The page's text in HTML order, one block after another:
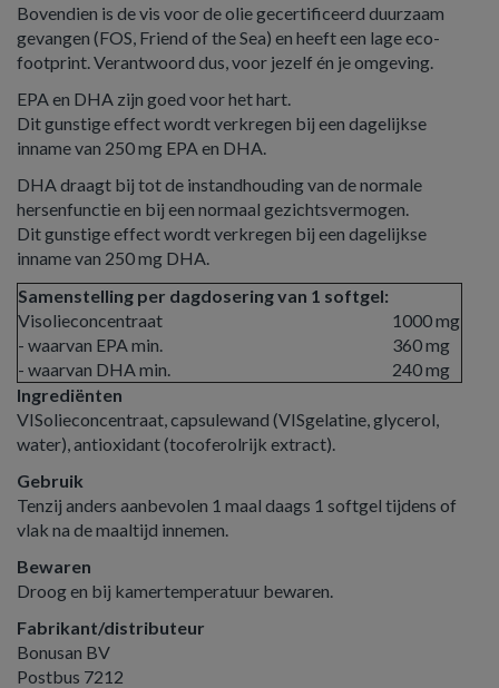
Bovendien is de vis voor de olie gecertificeerd duurzaam
gevangen (FOS, Friend of the Sea) en heeft een lage eco-
footprint. Verantwoord dus, voor jezelf én je omgeving.
EPA en DHA zijn goed voor het hart.
Dit gunstige effect wordt verkregen bij een dagelijkse
inname van 250 mg EPA en DHA.
DHA draagt bij tot de instandhouding van de normale
hersenfunctie en bij een normaal gezichtsvermogen.
Dit gunstige effect wordt verkregen bij een dagelijkse
inname van 250 mg DHA.
Samenstelling per dagdosering van 1 softgel:
Visolieconcentraat
- waarvan EPA min.
- waarvan DHA min.
1000 mg
360 mg
240 mg
Ingrediënten
VISolieconcentraat, capsulewand (VISgelatine, glycerol,
water), antioxidant (tocoferolrijk extract).
Gebruik
Tenzij anders aanbevolen 1 maal daags 1 softgel tijdens of
vlak na de maaltijd innemen.
Bewaren
Droog en bij kamertemperatuur bewaren.
Fabrikant/distributeur
Bonusan BV
Postbus 7212